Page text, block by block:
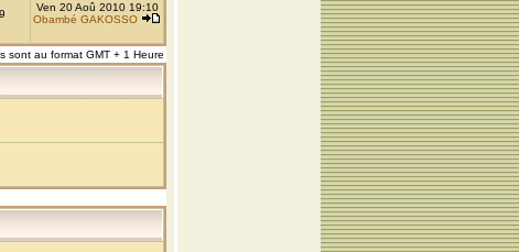
Ven 20 Aoû 2010 19:10
Obambé GAKOSSO
sont au format GMT + 1 Heure